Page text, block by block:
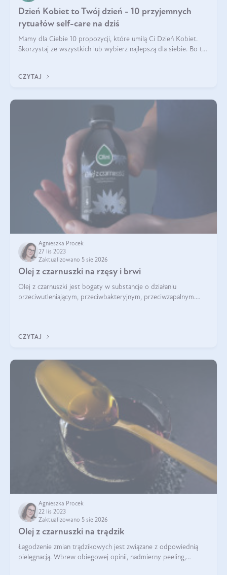
Dzień Kobiet to Twój dzień - 10 przyjemnych
rytuałów self-care na dziś
Mamy dla Ciebie 10 propozycji, które umilą Ci Dzień Kobiet.
Skorzystaj ze wszystkich lub wybierz najlepszą dla siebie. Bo to
CZYTAJ
Agnieszka Procek
27 lis 2023
Zaktualizowano 5 sie 2026
Olej z czarnuszki na rzęsy i brwi
Olej z czarnuszki jest bogaty w substancje o działaniu
przeciwutleniającym, przeciwbakteryjnym, przeciwzapalnym.
CZYTAJ
Agnieszka Procek
22 lis 2023
Zaktualizowano 5 sie 2026
Olej z czarnuszki na trądzik
Łagodzenie zmian trądzikowych jest związane z odpowiednią
pielęgnacją. Wbrew obiegowej opinii, nadmierny peeling,